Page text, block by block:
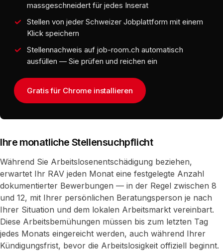
massgeschneidert für jedes Inserat
Stellen von jeder Schweizer Jobplattform mit einem
Klick speichern
Stellennachweis auf job-room.ch automatisch
ausfüllen — Sie prüfen und reichen ein
Gratis für Chrome installieren
Ihre monatliche Stellensuchpflicht
Während Sie Arbeitslosenentschädigung beziehen,
erwartet Ihr RAV jeden Monat eine festgelegte Anzahl
dokumentierter Bewerbungen — in der Regel zwischen 8
und 12, mit Ihrer persönlichen Beratungsperson je nach
Ihrer Situation und dem lokalen Arbeitsmarkt vereinbart.
Diese Arbeitsbemühungen müssen bis zum letzten Tag
jedes Monats eingereicht werden, auch während Ihrer
Kündigungsfrist, bevor die Arbeitslosigkeit offiziell beginnt.